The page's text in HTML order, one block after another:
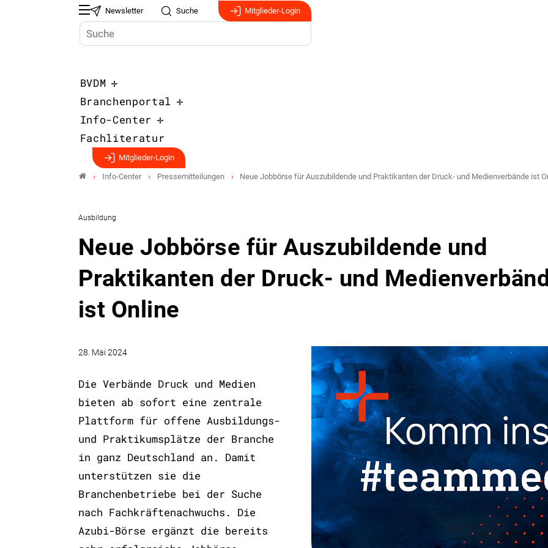
Newsletter Suche Mitglieder-Login
BVDM
Branchenportal
Info-Center
Fachliteratur
Mitglieder-Login
Info-Center Pressemitteilungen Neue Jobbörse für Auszubildende und Praktikanten der Druck- und Medienverbände ist
Ausbildung
Neue Jobbörse für Auszubildende und
Praktikanten der Druck- und
ist Online
28. Mai 2024
Die Verbände Druck und Medien
bieten ab sofort eine zentrale
Plattform für offene Ausbildungs-
und Praktikumsplätze der Branche
in ganz Deutschland an. Damit
unterstützen sie die
Branchenbetriebe bei der Suche
nach Fachkräftenachwuchs. Die
Azubi-Börse ergänzt die bereits